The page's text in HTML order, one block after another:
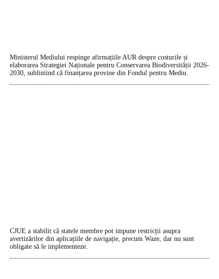
Ministerul Mediului respinge afirmațiile AUR despre costurile și
elaborarea Strategiei Naționale pentru Conservarea Biodiversității 2026-
2030, subliniind că finanțarea provine din Fondul pentru Mediu.
CJUE a stabilit că statele membre pot impune restricții asupra
avertizărilor din aplicațiile de navigație, precum Waze, dar nu sunt
obligate să le implementeze.